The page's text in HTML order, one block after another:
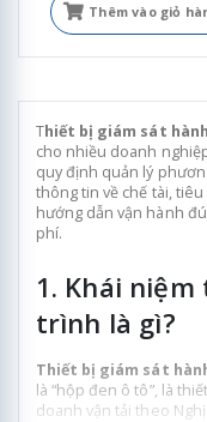
Thêm vào giỏ
Thiết bị giám sát
cho nhiều doanh
quy định quản lý
thông tin về chế tài,
hướng dẫn vận hành
phí.
1. Khái
trình là gì?
Thiết bị giám sát
là “hộp đen ô tô”, là
doanh vận tải theo